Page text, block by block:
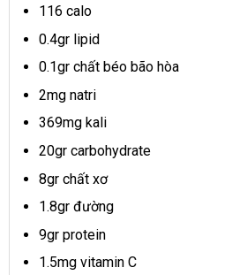
116 calo
0.4gr lipid
0.1gr chất béo bão hòa
2mg natri
369mg kali
20gr carbohydrate
8gr chất xơ
1.8gr đường
9gr protein
1.5mg vitamin C